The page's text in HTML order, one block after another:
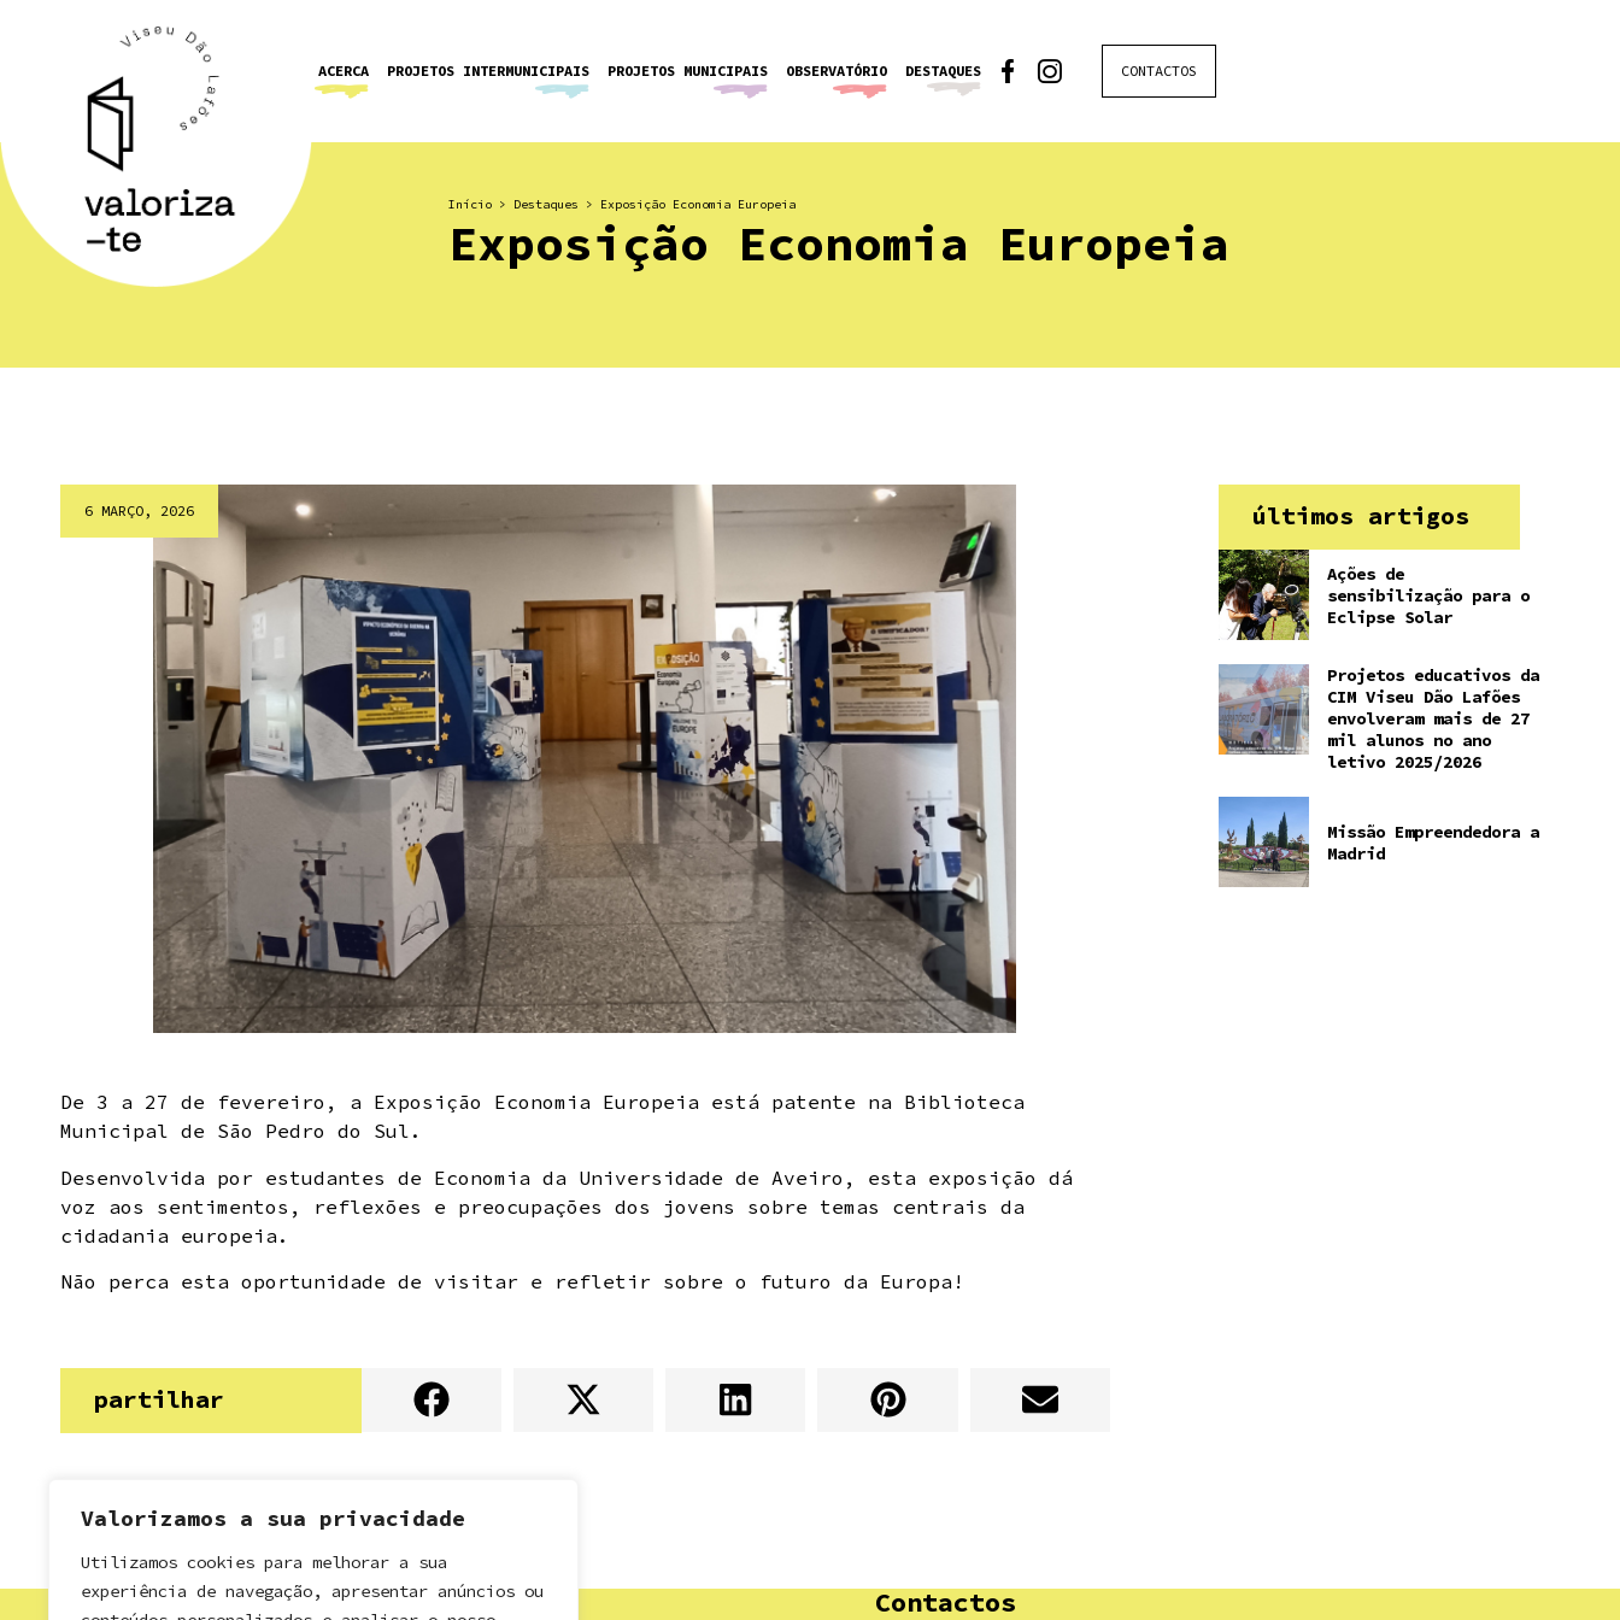
Valorizamos a sua privacidade
Utilizamos cookies para melhorar a sua
experiência de navegação, apresentar anúncios ou
ACERCA PROJETOS INTERMUNICIPAIS PROJETOS MUNICIPAIS OBSERVATÓRIO DESTAQUES CONTACTOS
Início > Destaques > Exposição Economia Europeia
Exposição Economia Europeia
6 MARÇO, 2026
De 3 a 27 de fevereiro, a Exposição Economia Europeia está patente na Biblioteca
Municipal de São Pedro do Sul.
Desenvolvida por estudantes de Economia da Universidade de Aveiro, esta exposição dá
voz aos sentimentos, reflexões e preocupações dos jovens sobre temas centrais da
cidadania europeia.
Não perca esta oportunidade de visitar e refletir sobre o futuro da Europa!
partilhar
últimos artigos
Ações de
sensibilização para o
Eclipse Solar
Projetos educativos da
CIM Viseu Dão Lafões
envolveram mais de 27
mil alunos no ano
letivo 2025/2026
Missão Empreendedora a
Madrid
Contactos